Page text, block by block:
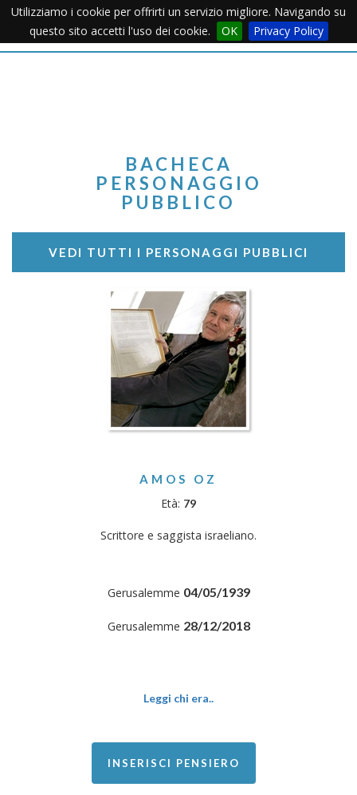
Utilizziamo i cookie per offrirti un servizio migliore. Navigando su
questo sito accetti l'uso dei cookie.
OK Privacy PolicyMenu
BACHECA
PERSONAGGIO
PUBBLICO
VEDI TUTTI I PERSONAGGI PUBBLICI
AMOS OZ
Età: 79
Scrittore e saggista israeliano.
Gerusalemme 04/05/1939
Gerusalemme 28/12/2018
Leggi chi era..
INSERISCI PENSIERO